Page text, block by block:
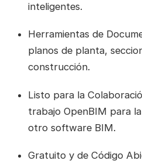
inteligentes.
Herramientas de
planos de planta,
construcción.
Listo para la
trabajo OpenBIM para
otro software BIM.
Gratuito y de Código